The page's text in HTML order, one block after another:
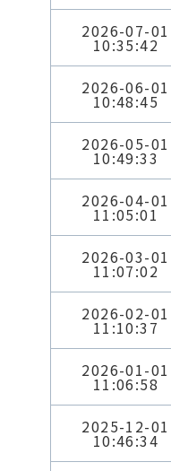
2026-07-01
10:35:42
2026-06-01
10:48:45
2026-05-01
10:49:33
2026-04-01
11:05:01
2026-03-01
11:07:02
2026-02-01
11:10:37
2026-01-01
11:06:58
2025-12-01
10:46:34